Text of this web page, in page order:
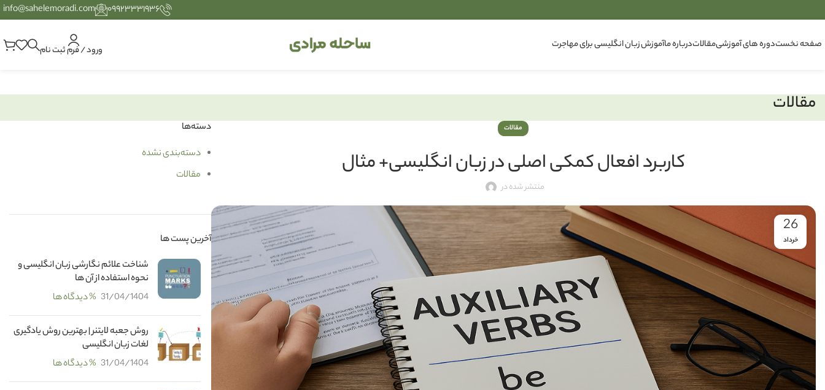
۰۹۹۲۳۳۳۱۹۳۶ info@sahelemoradi.com
صفحه نخستدوره های آموزشیمقالاتدرباره ماآموزش زبان انگلیسی برای مهاجرت ورود / فرم ثبت نام
مقالات
مقالات
کاربرد افعال کمکی اصلی در زبان انگلیسی+ مثال
منتشر شده در
26
خرداد
دسته‌ها
دسته‌بندی نشده
مقالات
آخرین پست ها
شناخت علائم نگارشی زبان انگلیسی و
نحوه استفاده از آن ها
31/04/1404 % دیدگاه ها
روش جعبه لایتنر | بهترین روش یادگیری
لغات زبان انگلیسی
31/04/1404 % دیدگاه ها